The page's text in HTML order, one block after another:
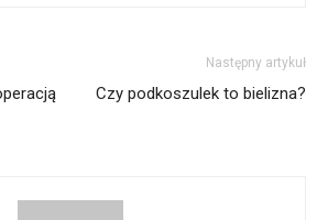
Następny artykuł
Czy podkoszulek to bielizna?